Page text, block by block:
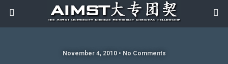
November 4, 2010 • No Comments